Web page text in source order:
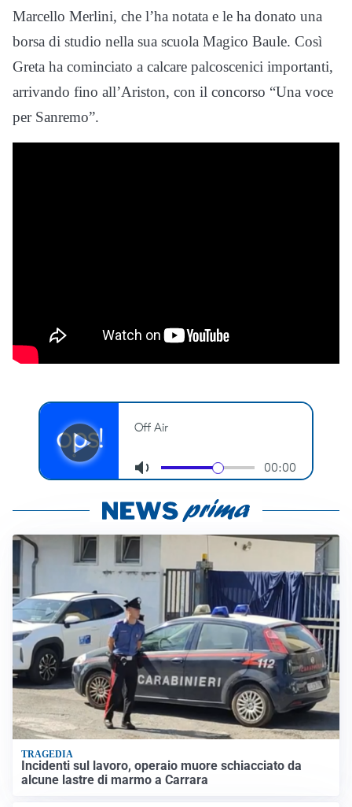
Marcello Merlini, che l’ha notata e le ha donato una
borsa di studio nella sua scuola Magico Baule. Così
Greta ha cominciato a calcare palcoscenici importanti,
arrivando fino all’Ariston, con il concorso “Una voce
per Sanremo”.
TRAGEDIA
Incidenti sul lavoro, operaio muore schiacciato da
alcune lastre di marmo a Carrara